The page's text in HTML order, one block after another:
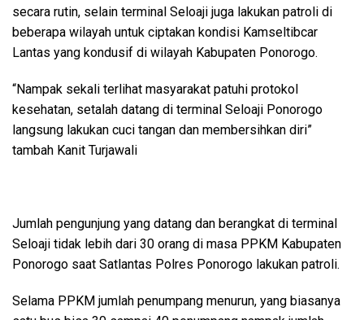
secara rutin, selain terminal Seloaji juga lakukan patroli di
beberapa wilayah untuk ciptakan kondisi Kamseltibcar
Lantas yang kondusif di wilayah Kabupaten Ponorogo.
“Nampak sekali terlihat masyarakat patuhi protokol
kesehatan, setalah datang di terminal Seloaji Ponorogo
langsung lakukan cuci tangan dan membersihkan diri”
tambah Kanit Turjawali
Jumlah pengunjung yang datang dan berangkat di terminal
Seloaji tidak lebih dari 30 orang di masa PPKM Kabupaten
Ponorogo saat Satlantas Polres Ponorogo lakukan patroli.
Selama PPKM jumlah penumpang menurun, yang biasanya